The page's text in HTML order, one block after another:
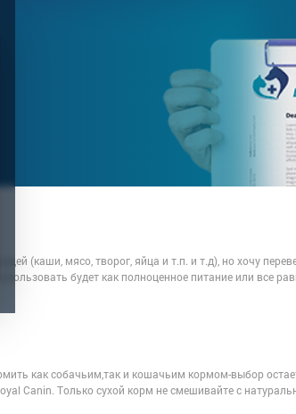
(каши, мясо, творог, яйца и т.п. и т.д), но хочу
будет как полноценное питание или все
как собачьим,так и кошачьим кормом-выбор
Canin. Только сухой корм не смешивайте с